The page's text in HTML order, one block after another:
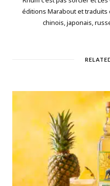
éditions Marabout et
chinois, japonais,